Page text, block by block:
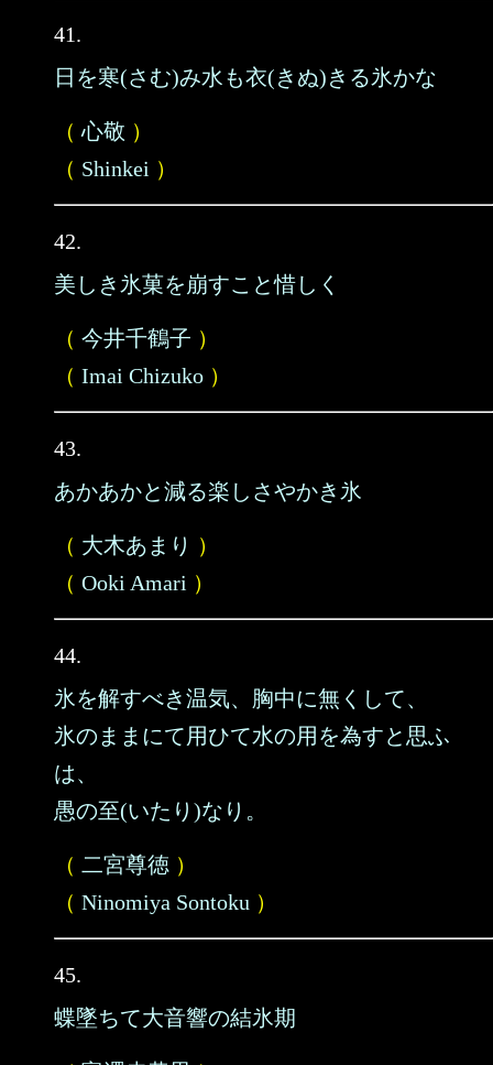
41.
日を寒(さむ)み水も衣(きぬ)きる氷かな
（心敬 ）
（ Shinkei ）
42.
美しき氷菓を崩すこと惜しく
（ 今井千鶴子 ）
（ Imai Chizuko ）
43.
あかあかと減る楽しさやかき氷
（ 大木あまり ）
（ Ooki Amari ）
44.
氷を解すべき温気、胸中に無くして、
氷のままにて用ひて水の用を為すと思ふ
は、
愚の至(いたり)なり。
（ 二宮尊徳 ）
（ Ninomiya Sontoku ）
45.
蝶墜ちて大音響の結氷期